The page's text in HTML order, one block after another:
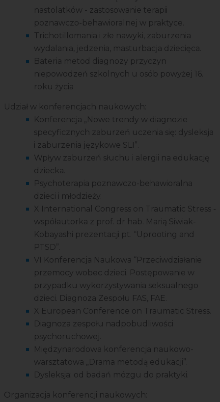
nastolatków - zastosowanie terapii
poznawczo-behawioralnej w praktyce.
Trichotillomania i złe nawyki, zaburzenia
wydalania, jedzenia, masturbacja dziecięca.
Bateria metod diagnozy przyczyn
niepowodzeń szkolnych u osób powyżej 16.
roku życia
Udział w konferencjach naukowych:
Konferencja „Nowe trendy w diagnozie
specyficznych zaburzeń uczenia się: dysleksja
i zaburzenia językowe SLI”.
Wpływ zaburzeń słuchu i alergii na edukację
dziecka.
Psychoterapia poznawczo-behawioralna
dzieci i młodzieży.
X International Congress on Traumatic Stress -
współautorka z prof. dr hab. Marią Siwiak-
Kobayashi prezentacji pt. “Uprooting and
PTSD”.
VI Konferencja Naukowa “Przeciwdziałanie
przemocy wobec dzieci. Postępowanie w
przypadku wykorzystywania seksualnego
dzieci. Diagnoza Zespołu FAS, FAE.
X European Conference on Traumatic Stress.
Diagnoza zespołu nadpobudliwości
psychoruchowej.
Międzynarodowa konferencja naukowo-
warsztatowa „Drama metodą edukacji”.
Dysleksja: od badań mózgu do praktyki.
Organizacja konferencji naukowych: